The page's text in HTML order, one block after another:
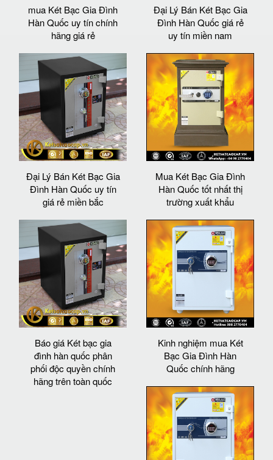
mua Két Bạc Gia Đình
Hàn Quốc uy tín chính
hãng giá rẻ
Đại Lý Bán Két Bạc Gia
Đình Hàn Quốc giá rẻ
uy tín miền nam
Đại Lý Bán Két Bạc Gia
Đình Hàn Quốc uy tín
giá rẻ miền bắc
Mua Két Bạc Gia Đình
Hàn Quốc tốt nhất thị
trường xuất khẩu
Báo giá Két bạc gia
đình hàn quốc phân
phối độc quyền chính
hãng trên toàn quốc
Kinh nghiệm mua Két
Bạc Gia Đình Hàn
Quốc chính hãng